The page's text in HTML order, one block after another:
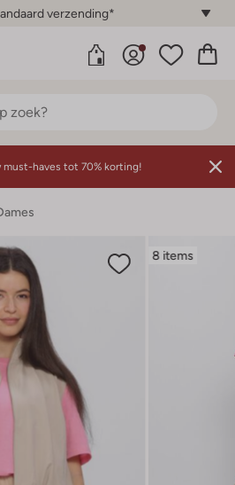
verzending*
must-haves tot 70% korting!
8 items